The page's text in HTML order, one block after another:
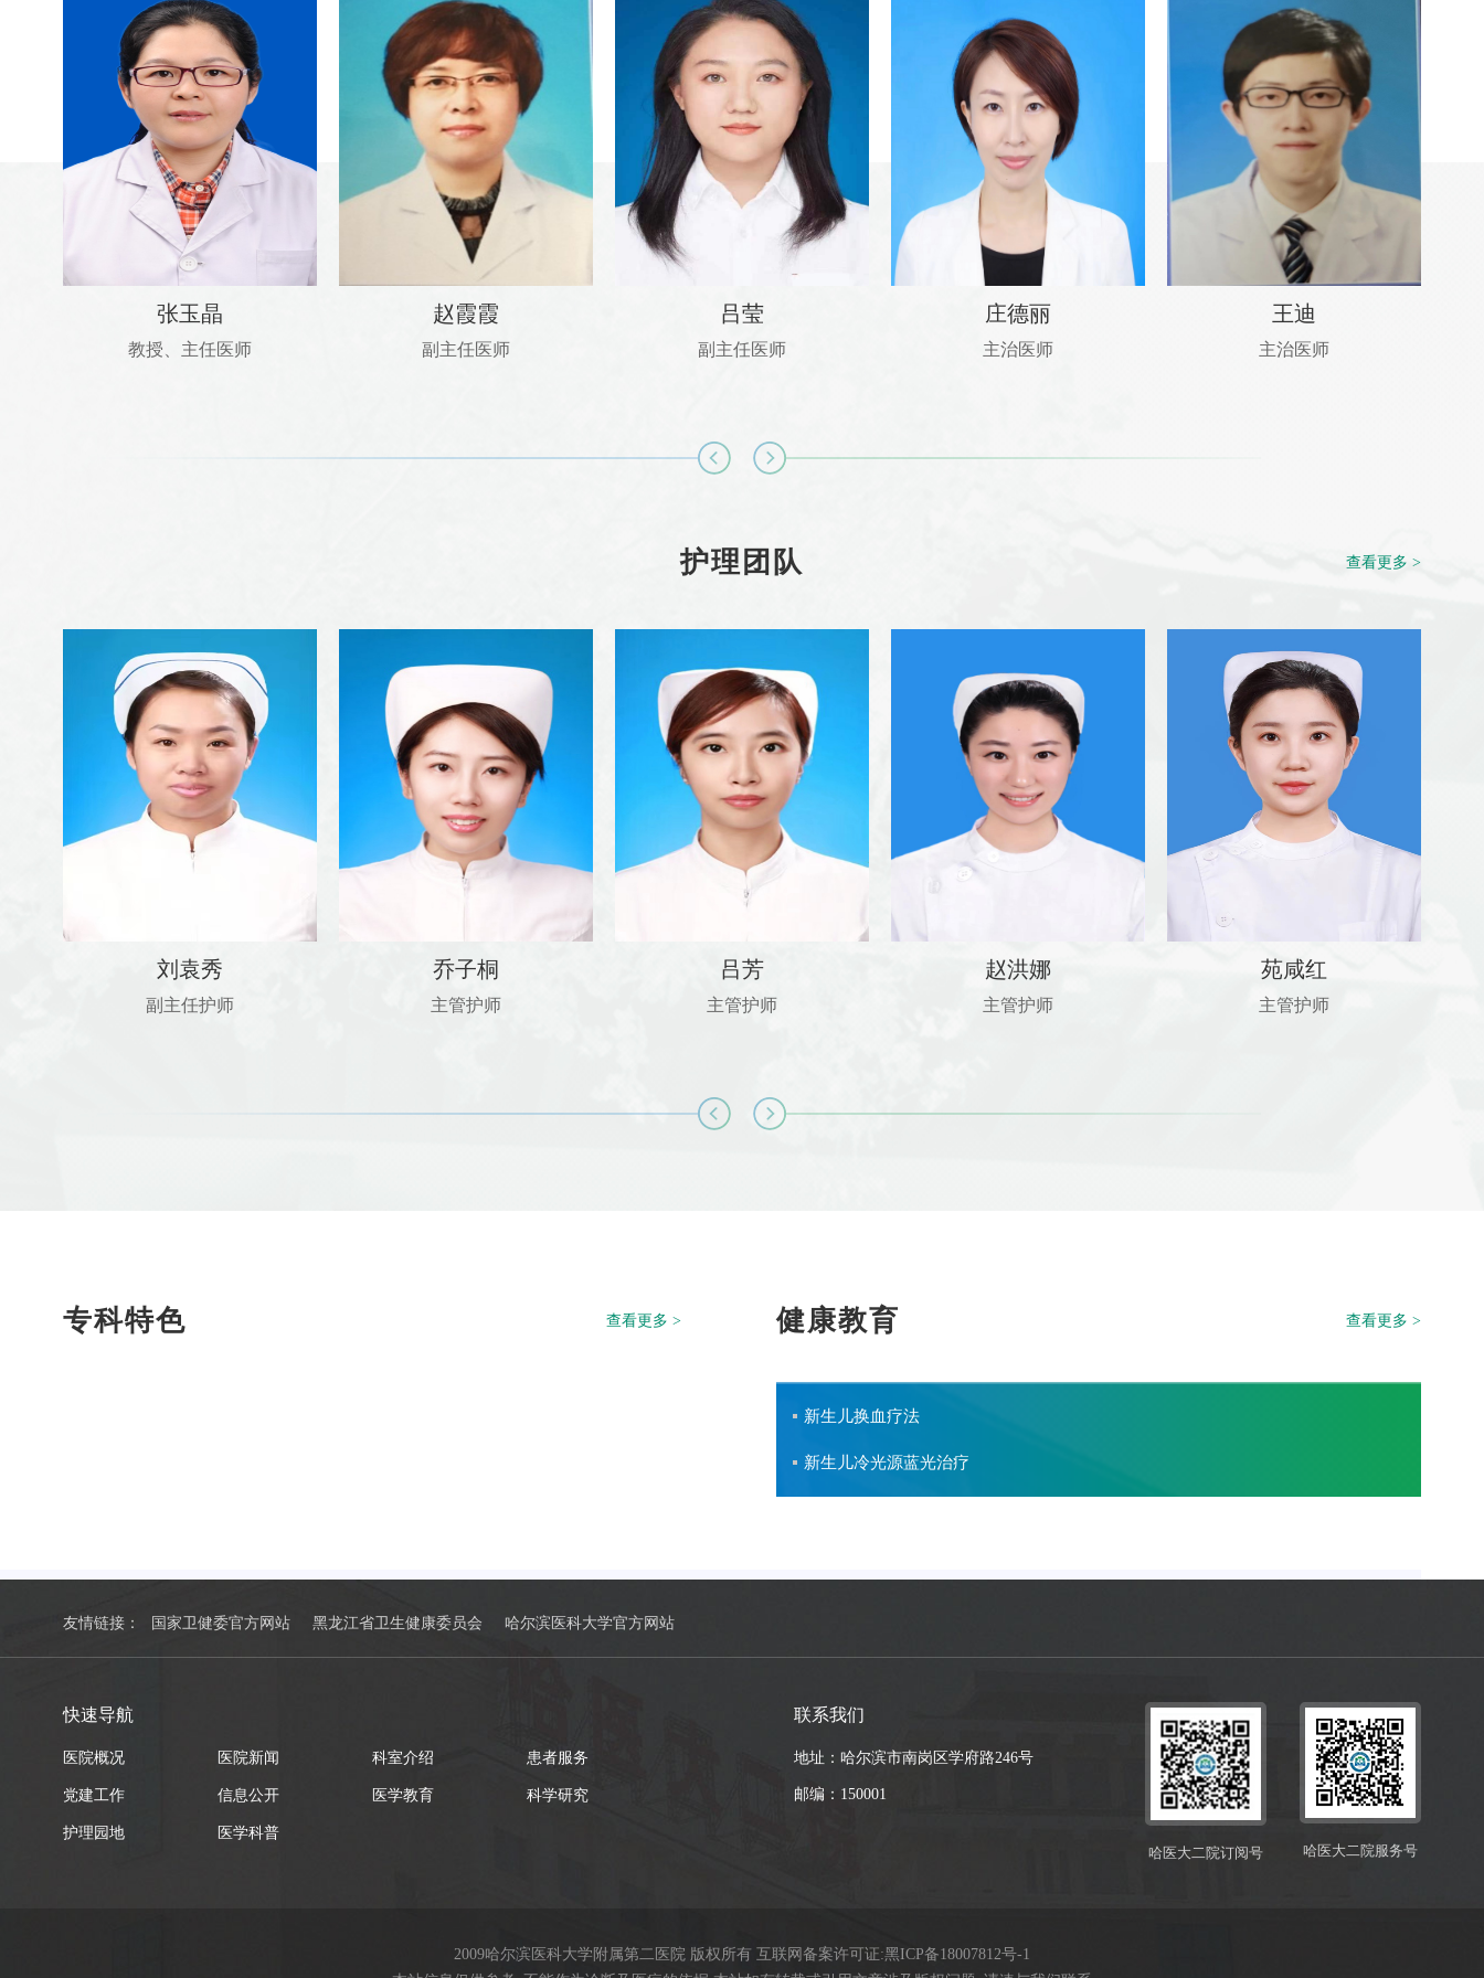
张玉晶
教授、主任医师
赵霞霞
副主任医师
吕莹
副主任医师
庄德丽
主治医师
王迪
主治医师
护理团队 查看更多 >
刘袁秀
副主任护师
乔子桐
主管护师
吕芳
主管护师
赵洪娜
主管护师
苑咸红
主管护师
专科特色 查看更多 > 健康教育 查看更多 >
新生儿换血疗法
新生儿冷光源蓝光治疗
友情链接： 国家卫健委官方网站 黑龙江省卫生健康委员会 哈尔滨医科大学官方网站
快速导航
医院概况 医院新闻 科室介绍 患者服务
党建工作 信息公开 医学教育 科学研究
护理园地 医学科普
联系我们
地址：哈尔滨市南岗区学府路246号
邮编：150001
哈医大二院订阅号 哈医大二院服务号
2009哈尔滨医科大学附属第二医院 版权所有 互联网备案许可证:黑ICP备18007812号-1